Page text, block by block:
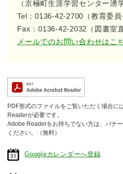
（京極町生涯学習センター湧
Tel：0136-42-2700（教育委員
Fax：0136-42-2032（図書室
メールでのお問い合わせはこ
PDF形式のファイルをご覧いただく場合に
Readerが必要です。
Adobe Readerをお持ちでない方は、バナ
ください。（無料）
Googleカレンダーへ登録